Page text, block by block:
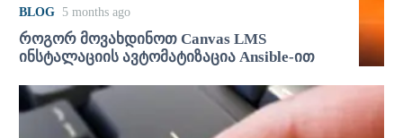
BLOG 5 months ago
როგორ მოვახდინოთ Canvas LMS
ინსტალაციის ავტომატიზაცია Ansible-ით